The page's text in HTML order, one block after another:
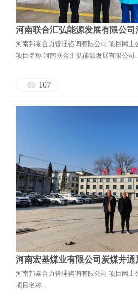
河南邦泰合力管理咨询有限公司 项目网上
项目名称 河南联合汇弘能源发展有限公司
107
河南邦泰合力管理咨询有限公司 项目网上
项目名称 ...